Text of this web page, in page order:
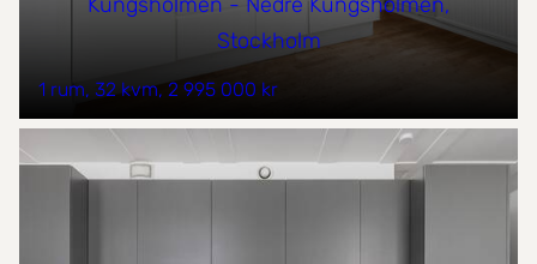
Kungsholmen - Nedre Kungsholmen,
Stockholm
1 rum 32 kvm 2 995 000 kr